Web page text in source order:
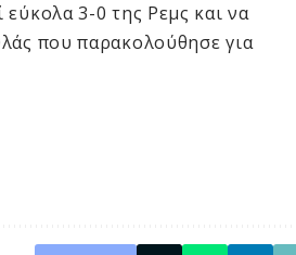
3-0 της Ρεμς και να
που παρακολούθησε για